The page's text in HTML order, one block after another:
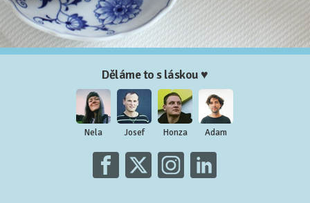
Děláme to s láskou ♥
Nela Josef Honza Adam